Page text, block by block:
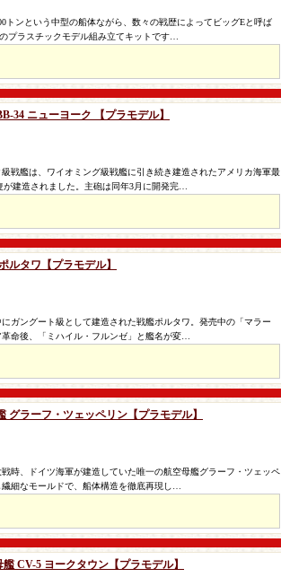
トンという中型の船体ながら、数々の戦歴によってビッグEと呼ば
プラスチックモデル組み立てキットです…
34 ニューヨーク 【プラモデル】
戦艦は、ワイオミング級戦艦に引き続き建造されたアメリカ海軍最
建造されました。主砲は同年3月に開発完…
ルタワ【プラモデル】
ガングート級として建造された戦艦ポルタワ。発売中の「マラー
命後、「ミハイル・フルンゼ」と艦名が変…
グラーフ・ツェッペリン【プラモデル】
時、ドイツ海軍が建造していた唯一の航空母艦グラーフ・ツェッペ
細なモールドで、船体構造を徹底再現し…
CV-5 ヨークタウン【プラモデル】